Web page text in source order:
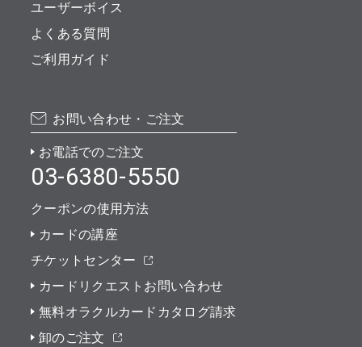
ユーザーボイス
よくある質問
ご利用ガイド
お問い合わせ・ご注文
お電話でのご注文
03-6380-5550
クーポンの使用方法
カードの講座
チケットセンター
カードリクエストお問い合わせ
無料オラクルカードカタログ請求
卸のご注文